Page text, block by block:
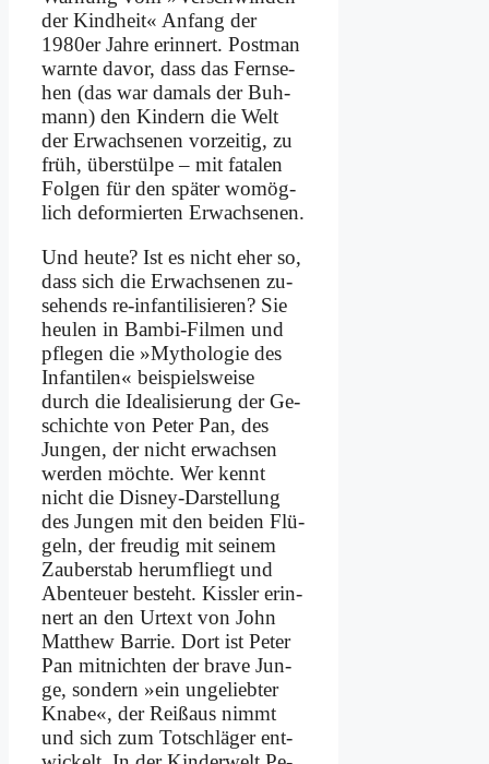
der Kind­heit« An­fang der
1980er Jah­re er­in­nert. Post­man
warn­te da­vor, dass das Fern­se­
hen (das war da­mals der Buh­
mann) den Kin­dern die Welt
der Er­wach­se­nen vor­zei­tig, zu
früh, über­stül­pe – mit fa­ta­len
Fol­gen für den spä­ter wo­mög­
lich de­for­mier­ten Er­wach­se­nen.
Und heu­te? Ist es nicht eher so,
dass sich die Er­wach­se­nen zu­
se­hends re-in­fan­ti­li­sie­ren? Sie
heu­len in Bam­bi-Fil­men und
pfle­gen die »My­tho­lo­gie des
In­fan­ti­len« bei­spiels­wei­se
durch die Idea­li­sie­rung der Ge­
schich­te von Pe­ter Pan, des
Jun­gen, der nicht er­wach­sen
wer­den möch­te. Wer kennt
nicht die Dis­ney-Dar­stel­lung
des Jun­gen mit den bei­den Flü­
geln, der freu­dig mit sei­nem
Zau­ber­stab her­um­fliegt und
Aben­teu­er be­steht. Kiss­ler er­in­
nert an den Ur­text von John
Matthew Bar­rie. Dort ist Pe­ter
Pan mit­nich­ten der bra­ve Jun­
ge, son­dern »ein un­ge­lieb­ter
Kna­be«, der Reiß­aus nimmt
und sich zum Tot­schlä­ger ent­